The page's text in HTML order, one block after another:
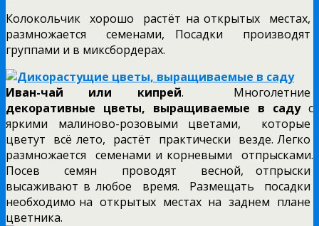
Колокольчик хорошо растёт на открытых местах,
размножается семенами, Посадки производят
группами и в миксбордерах.
Иван-чай или кипрей. Многолетние
декоративные цветы, выращиваемые в садус
яркими малиново-розовыми цветами, которые
цветут всё лето, растёт практически везде. Легко
размножается семенами и корневыми отпрысками.
Посев семян проводят весной, отпрыски
высаживают в любое время. Размещать посадки
необходимо на открытых местах на заднем плане
цветника.